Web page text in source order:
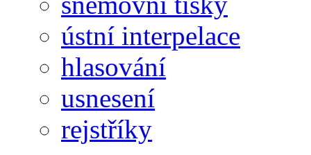
ústní interpelace
hlasování
usnesení
rejstříky